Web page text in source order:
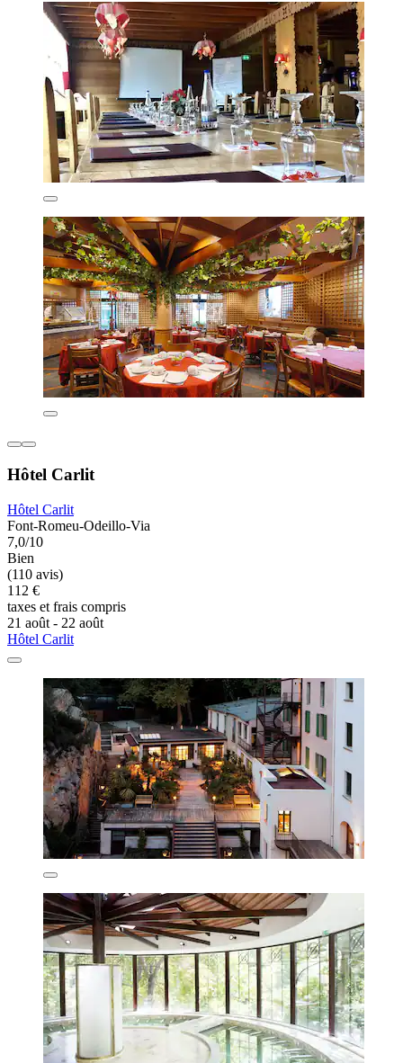
Hôtel Carlit
Hôtel Carlit
Font-Romeu-Odeillo-Via
7,0/10
Bien
(110 avis)
112 €
taxes et frais compris
21 août - 22 août
Hôtel Carlit